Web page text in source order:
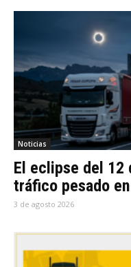
Noticias
El eclipse del 12
tráfico pesado en
3 de agosto 2026